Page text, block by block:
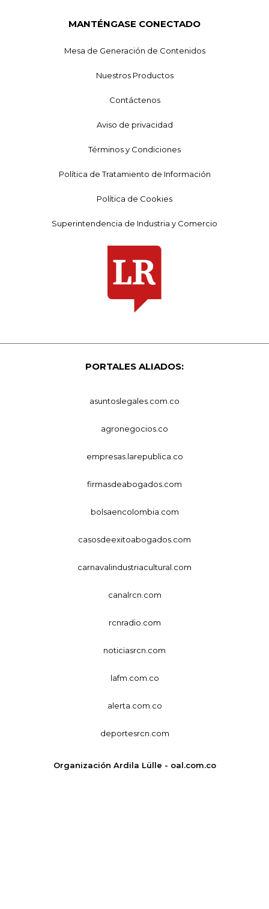
MANTÉNGASE CONECTADO
Mesa de Generación de Contenidos
Nuestros Productos
Contáctenos
Aviso de privacidad
Términos y Condiciones
Política de Tratamiento de Información
Política de Cookies
Superintendencia de Industria y Comercio
PORTALES ALIADOS:
asuntoslegales.com.co
agronegocios.co
empresas.larepublica.co
firmasdeabogados.com
bolsaencolombia.com
casosdeexitoabogados.com
carnavalindustriacultural.com
canalrcn.com
rcnradio.com
noticiasrcn.com
lafm.com.co
alerta.com.co
deportesrcn.com
Organización Ardila Lülle - oal.com.co